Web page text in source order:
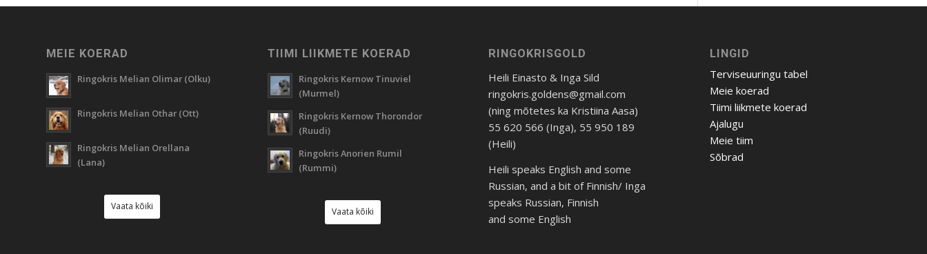
MEIE KOERAD
Ringokris Melian Olimar (Olku)
Ringokris Melian Othar (Ott)
Ringokris Melian Orellana
(Lana)
Vaata kõiki
TIIMI LIIKMETE KOERAD
Ringokris Kernow Tinuviel
(Murmel)
Ringokris Kernow Thorondor
(Ruudi)
Ringokris Anorien Rumil
(Rummi)
Vaata kõiki
RINGOKRISGOLD
Heili Einasto & Inga Sild
ringokris.goldens@gmail.com
(ning mõtetes ka Kristiina Aasa)
55 620 566 (Inga), 55 950 189
(Heili)
Heili speaks English and some
Russian, and a bit of Finnish/ Inga
speaks Russian, Finnish
and some English
LINGID
Terviseuuringu tabel
Meie koerad
Tiimi liikmete koerad
Ajalugu
Meie tiim
Sõbrad